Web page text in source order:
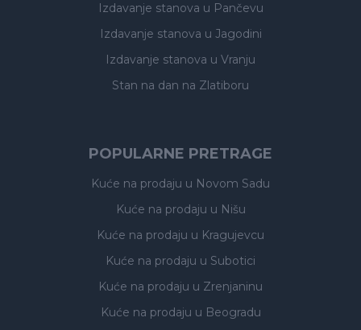
Izdavanje stanova u Pančevu
Izdavanje stanova u Jagodini
Izdavanje stanova u Vranju
Stan na dan na Zlatiboru
POPULARNE PRETRAGE
Kuće na prodaju u Novom Sadu
Kuće na prodaju u Nišu
Kuće na prodaju u Kragujevcu
Kuće na prodaju u Subotici
Kuće na prodaju u Zrenjaninu
Kuće na prodaju u Beogradu